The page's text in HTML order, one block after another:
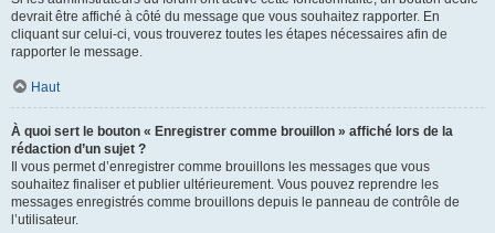
devrait être affiché à côté du message que vous souhaitez rapporter. En
cliquant sur celui-ci, vous trouverez toutes les étapes nécessaires afin de
rapporter le message.
Haut
À quoi sert le bouton « Enregistrer comme brouillon » affiché lors de la
rédaction d’un sujet ?
Il vous permet d’enregistrer comme brouillons les messages que vous
souhaitez finaliser et publier ultérieurement. Vous pouvez reprendre les
messages enregistrés comme brouillons depuis le panneau de contrôle de
l’utilisateur.